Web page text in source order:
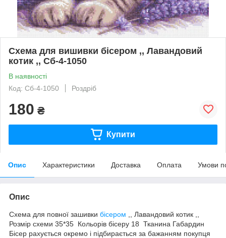
Схема для вишивки бісером ,, Лавандовий
котик ,, Сб-4-1050
В наявності
Код: Сб-4-1050
Роздріб
180 ₴
Купити
Опис Характеристики Доставка Оплата Умови
Опис
Схема для повної зашивки бісером ,, Лавандовий котик ,,
Розмір схеми 35*35 Кольорів бісеру 18 Тканина Габардин
Бісер рахується окремо і підбирається за бажанням покупця